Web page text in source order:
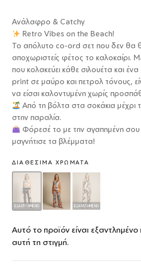
Ανάλαφρο & Catchy
Retro Vibes on the Beach!
Το απόλυτο co-ord σετ που δεν θα
αποχωριστείς φέτος το καλοκαίρι.
που κολακεύει κάθε σιλουέτα και
print σε μαύρο και πετρολ τόνους,
να είσαι καλοντυμένη χωρίς
Από τη βόλτα στα σοκάκια μέχρι
στην παραλία.
Φόρεσέ το με την αγαπημένη σου
μαγνήτισε τα βλέμματα!
ΔΙΑΘΈΣΙΜΑ ΧΡΏΜΑΤΑ
ΕΞΑΝΤΛΗΜΈΝΟ ΕΞΑΝΤΛΗΜΈΝΟ
Αυτό το προϊόν είναι εξαντλημένο
αυτή τη στιγμή.